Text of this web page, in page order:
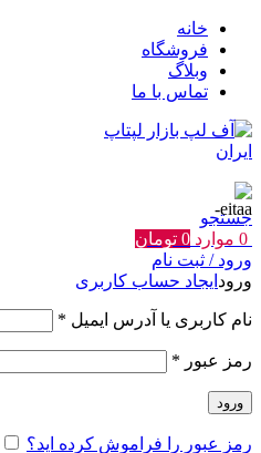
خانه
فروشگاه
وبلاگ
تماس با ما
جستجو
0 موارد 0 تومان
ورود / ثبت نام
ورود ایجاد حساب کاربری
نام کاربری یا آدرس ایمیل *
رمز عبور *
ورود
رمز عبور را فراموش کرده اید؟